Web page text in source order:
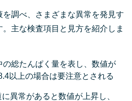
調べ、さまざまな異常を発見す
主な検査項目と見方を紹介しま
の総たんぱく量を表し、数値が
以上の場合は要注意とされる
異常があると数値が上昇し、